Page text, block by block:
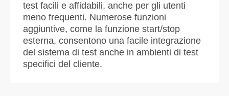
test facili e affidabili, anche per gli utenti
meno frequenti. Numerose funzioni
aggiuntive, come la funzione start/stop
esterna, consentono una facile integrazione
del sistema di test anche in ambienti di test
specifici del cliente.